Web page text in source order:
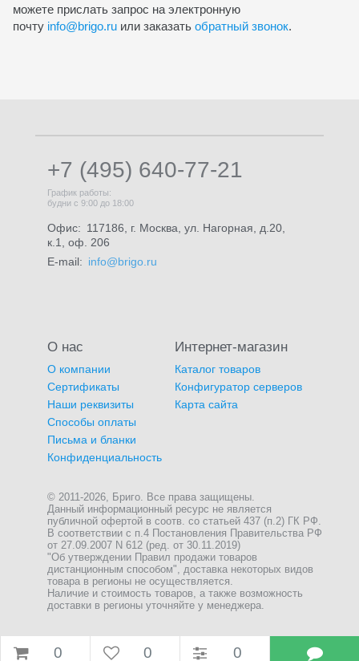
0 0
0
можете прислать запрос на электронную
почту info@brigo.ru или заказать обратный звонок.
+7 (495) 640-77-21
График работы:
будни с 9:00 до 18:00
Офис: 117186, г. Москва, ул. Нагорная, д.20,
к.1, оф. 206
E-mail: info@brigo.ru
О нас
О компании
Сертификаты
Наши реквизиты
Способы оплаты
Письма и бланки
Конфиденциальность
Интернет-магазин
Каталог товаров
Конфигуратор серверов
Карта сайта
© 2011-2026, Бриго. Все права защищены.
Данный информационный ресурс не является
публичной офертой в соотв. со статьей 437 (п.2) ГК РФ.
В соответствии с п.4 Постановления Правительства РФ
от 27.09.2007 N 612 (ред. от 30.11.2019)
"Об утверждении Правил продажи товаров
дистанционным способом", доставка некоторых видов
товара в регионы не осуществляется.
Наличие и стоимость товаров, а также возможность
доставки в регионы уточняйте у менеджера.